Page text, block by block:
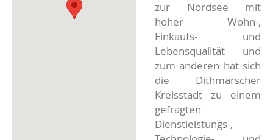
zur Nordsee mit
hoher Wohn-,
Einkaufs- und
Lebensqualität und
zum anderen hat sich
die Dithmarscher
Kreisstadt zu einem
gefragten
Dienstleistungs-,